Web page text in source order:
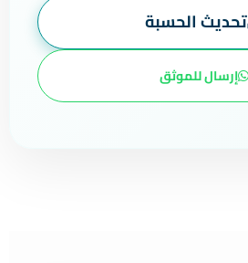
تحديث الحسبة
إرسال للموثق